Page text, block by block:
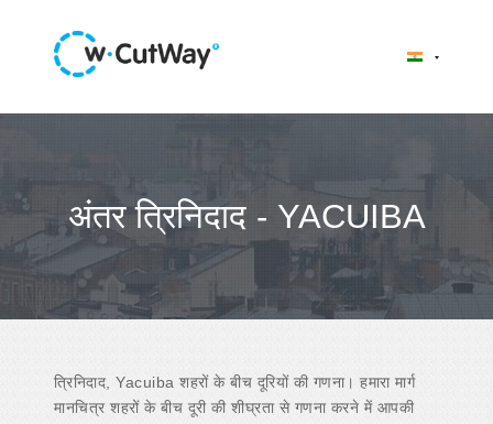
अंतर त्रिनिदाद - YACUIBA
त्रिनिदाद, Yacuiba शहरों के बीच दूरियों की गणना। हमारा मार्ग
मानचित्र शहरों के बीच दूरी की शीघ्रता से गणना करने में आपकी